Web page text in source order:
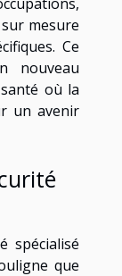
mesure
Ce
nouveau
où la
un avenir
spécialisé
que